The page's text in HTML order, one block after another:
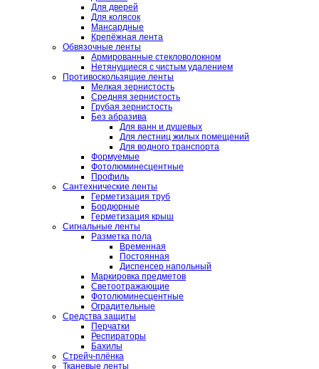
Для дверей
Для колясок
Мансардные
Крепёжная лента
Обвязочные ленты
Армированные стекловолокном
Нетянущиеся с чистым удалением
Противоскользящие ленты
Мелкая зернистость
Средняя зернистость
Грубая зернистость
Без абразива
Для ванн и душевых
Для лестниц жилых помещений
Для водного транспорта
Формуемые
Фотолюминесцентные
Профиль
Сантехнические ленты
Герметизация труб
Бордюрные
Герметизация крыш
Сигнальные ленты
Разметка пола
Временная
Постоянная
Диспенсер напольный
Маркировка предметов
Светоотражающие
Фотолюминесцентные
Оградительные
Средства защиты
Перчатки
Респираторы
Бахилы
Стрейч-плёнка
Тканевые ленты